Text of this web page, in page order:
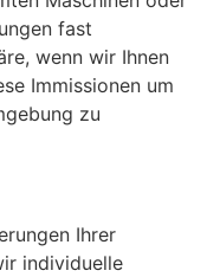
fast
wenn wir Ihnen
Immissionen um
zu
Ihrer
individuelle